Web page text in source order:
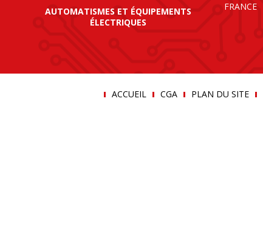
AUTOMATISMES ET ÉQUIPEMENTS
ÉLECTRIQUES
FRANCE
ACCUEIL CGA PLAN DU SITE